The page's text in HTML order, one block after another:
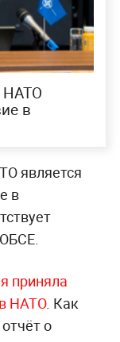
НАТО
в
является
в
приняла
НАТО. Как
о